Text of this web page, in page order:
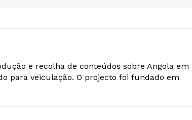
e recolha de conteúdos sobre Angola em
para veiculação. O projecto foi fundado em